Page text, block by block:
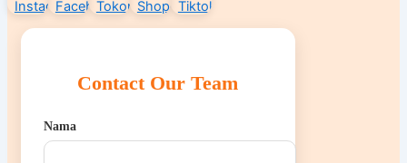
Contact Our Team
Nama